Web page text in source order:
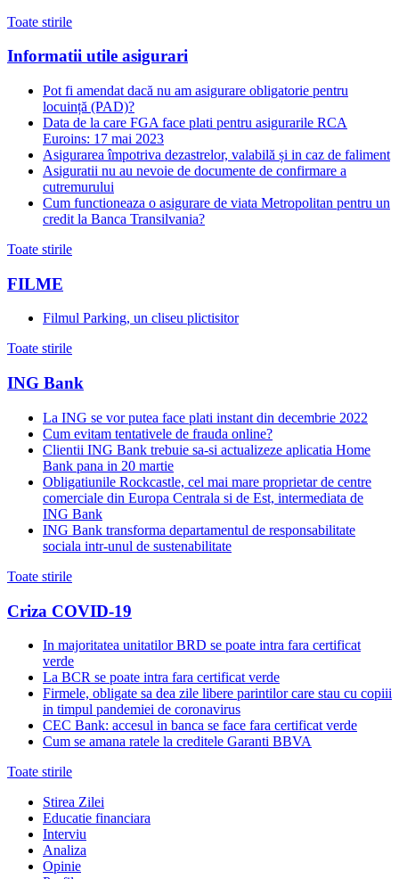
Toate stirile
Informatii utile asigurari
Pot fi amendat dacă nu am asigurare obligatorie pentru
locuință (PAD)?
Data de la care FGA face plati pentru asigurarile RCA
Euroins: 17 mai 2023
Asigurarea împotriva dezastrelor, valabilă și in caz de faliment
Asiguratii nu au nevoie de documente de confirmare a
cutremurului
Cum functioneaza o asigurare de viata Metropolitan pentru un
credit la Banca Transilvania?
Toate stirile
FILME
Filmul Parking, un cliseu plictisitor
Toate stirile
ING Bank
La ING se vor putea face plati instant din decembrie 2022
Cum evitam tentativele de frauda online?
Clientii ING Bank trebuie sa-si actualizeze aplicatia Home
Bank pana in 20 martie
Obligatiunile Rockcastle, cel mai mare proprietar de centre
comerciale din Europa Centrala si de Est, intermediata de
ING Bank
ING Bank transforma departamentul de responsabilitate
sociala intr-unul de sustenabilitate
Toate stirile
Criza COVID-19
In majoritatea unitatilor BRD se poate intra fara certificat
verde
La BCR se poate intra fara certificat verde
Firmele, obligate sa dea zile libere parintilor care stau cu copiii
in timpul pandemiei de coronavirus
CEC Bank: accesul in banca se face fara certificat verde
Cum se amana ratele la creditele Garanti BBVA
Toate stirile
Stirea Zilei
Educatie financiara
Interviu
Analiza
Opinie